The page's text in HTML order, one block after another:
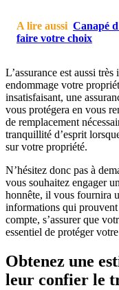
A lire aussi Canapé
faire votre choix
L’assurance est aussi
endommage votre
insatisfaisant, une
vous protégera en vous
de remplacement
tranquillité d’esprit
sur votre propriété.
N’hésitez donc pas à
vous souhaitez engager
honnête, il vous fournira
informations qui
compte, s’assurer que
essentiel de protéger
Obtenez une
leur confier le